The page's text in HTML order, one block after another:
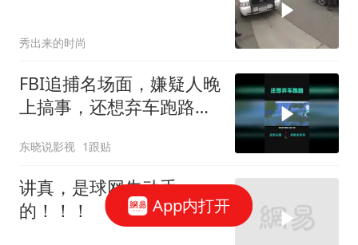
秀出来的时尚
FBI追捕名场面，嫌疑人晚
上搞事，还想弃车跑路，
东晓说影视 1跟贴
讲真，是球网先动手
的！！！
App内打开